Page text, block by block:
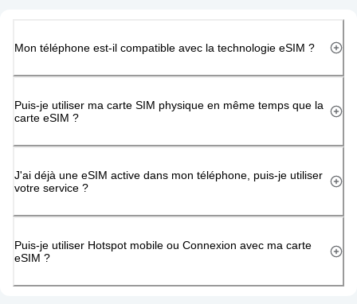
Mon téléphone est-il compatible avec la technologie eSIM ?
Puis-je utiliser ma carte SIM physique en même temps que la
carte eSIM ?
J'ai déjà une eSIM active dans mon téléphone, puis-je utiliser
votre service ?
Puis-je utiliser Hotspot mobile ou Connexion avec ma carte
eSIM ?